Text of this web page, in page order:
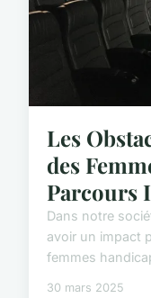
Les
des
Parcours
Dans notre
avoir un impact
femmes
30 mars 2025